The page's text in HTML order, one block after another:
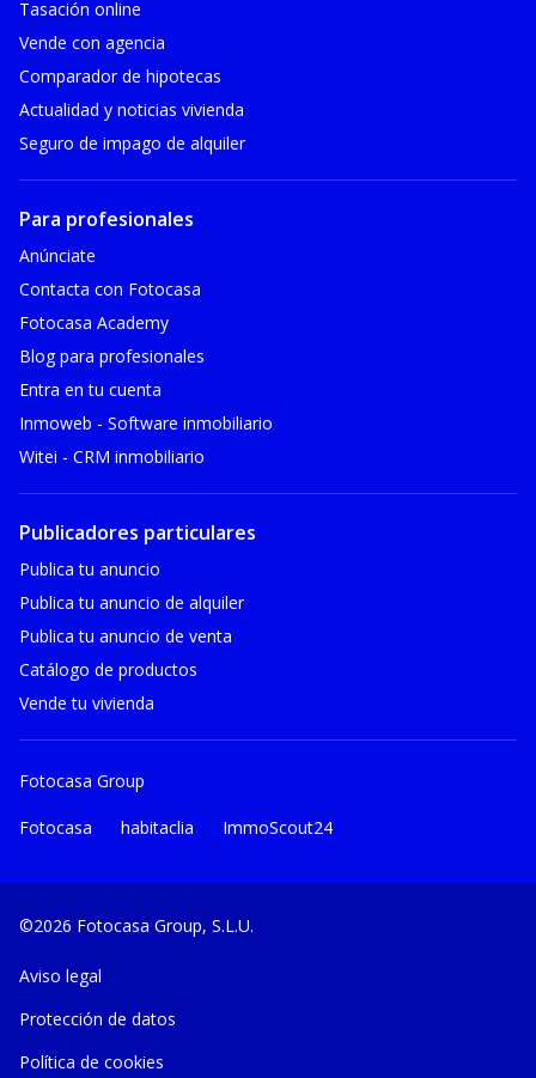
Tasación online
Vende con agencia
Comparador de hipotecas
Actualidad y noticias vivienda
Seguro de impago de alquiler
Para profesionales
Anúnciate
Contacta con Fotocasa
Fotocasa Academy
Blog para profesionales
Entra en tu cuenta
Inmoweb - Software inmobiliario
Witei - CRM inmobiliario
Publicadores particulares
Publica tu anuncio
Publica tu anuncio de alquiler
Publica tu anuncio de venta
Catálogo de productos
Vende tu vivienda
Fotocasa Group
Fotocasa habitaclia ImmoScout24
©2026 Fotocasa Group, S.L.U.
Aviso legal
Protección de datos
Política de cookies